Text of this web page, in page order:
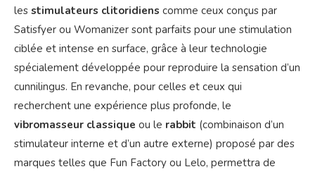
les stimulateurs clitoridiens comme ceux conçus par
Satisfyer ou Womanizer sont parfaits pour une stimulation
ciblée et intense en surface, grâce à leur technologie
spécialement développée pour reproduire la sensation d’un
cunnilingus. En revanche, pour celles et ceux qui
recherchent une expérience plus profonde, le
vibromasseur classique ou le rabbit (combinaison d’un
stimulateur interne et d’un autre externe) proposé par des
marques telles que Fun Factory ou Lelo, permettra de